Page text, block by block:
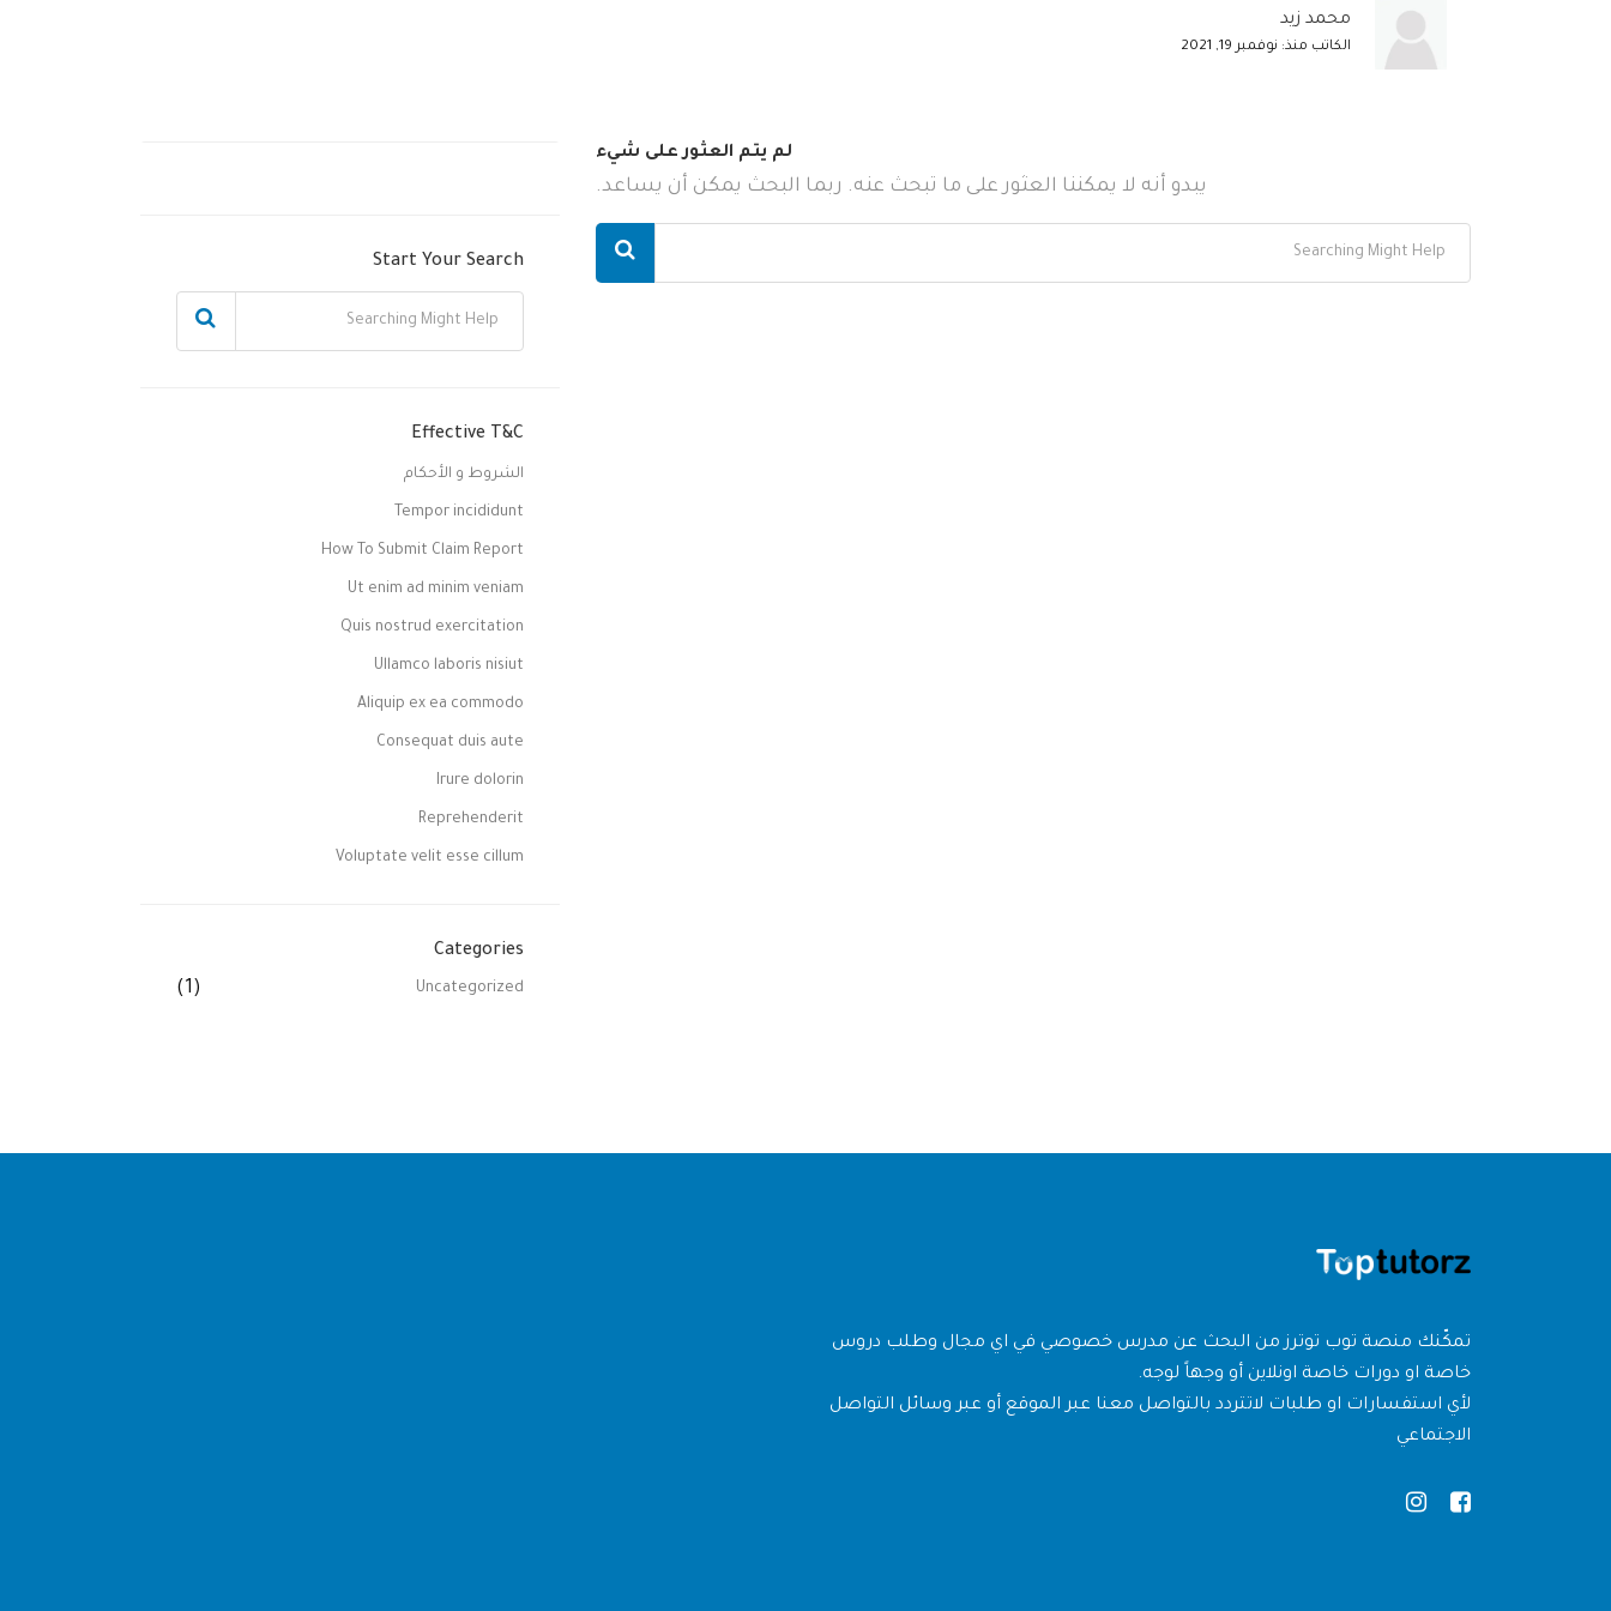
محمد زيد
الكاتب منذ: نوفمبر 19, 2021
لم يتم العثور على شيء
يبدو أنه لا يمكننا العثور على ما تبحث عنه. ربما البحث يمكن أن يساعد.
Start Your Search
Effective T&C
الشروط و الأحكام
Tempor incididunt
How To Submit Claim Report
Ut enim ad minim veniam
Quis nostrud exercitation
Ullamco laboris nisiut
Aliquip ex ea commodo
Consequat duis aute
Irure dolorin
Reprehenderit
Voluptate velit esse cillum
Categories
Uncategorized
(1)
تمكّنك منصة توب توترز من البحث عن مدرس خصوصي في اي مجال وطلب دروس
خاصة او دورات خاصة اونلاين أو وجهاً لوجه.
لأي استفسارات او طلبات لاتتردد بالتواصل معنا عبر الموقع أو عبر وسائل التواصل
الاجتماعي